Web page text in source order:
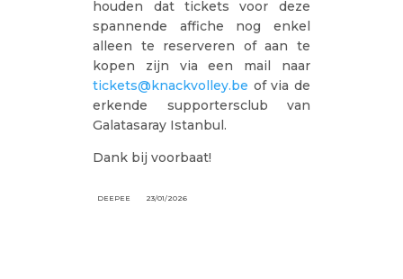
houden dat tickets voor deze
spannende affiche nog enkel
alleen te reserveren of aan te
kopen zijn via een mail naar
tickets@knackvolley.be of via de
erkende supportersclub van
Galatasaray Istanbul.
Dank bij voorbaat!
DEEPEE 23/01/2026